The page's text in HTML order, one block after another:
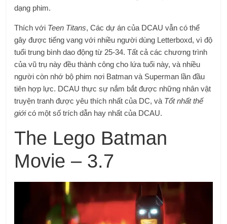
dạng phim.
Thích với Teen Titans, Các dự án của DCAU vẫn có thể
gây được tiếng vang với nhiều người dùng Letterboxd, vì độ
tuổi trung bình dao động từ 25-34. Tất cả các chương trình
của vũ trụ này đều thành công cho lứa tuổi này, và nhiều
người còn nhớ bộ phim nơi Batman và Superman lần đầu
tiên hợp lực. DCAU thực sự nắm bắt được những nhân vật
truyện tranh được yêu thích nhất của DC, và Tốt nhất thế
giớicó một số trích dẫn hay nhất của DCAU.
The Lego Batman
Movie – 3.7